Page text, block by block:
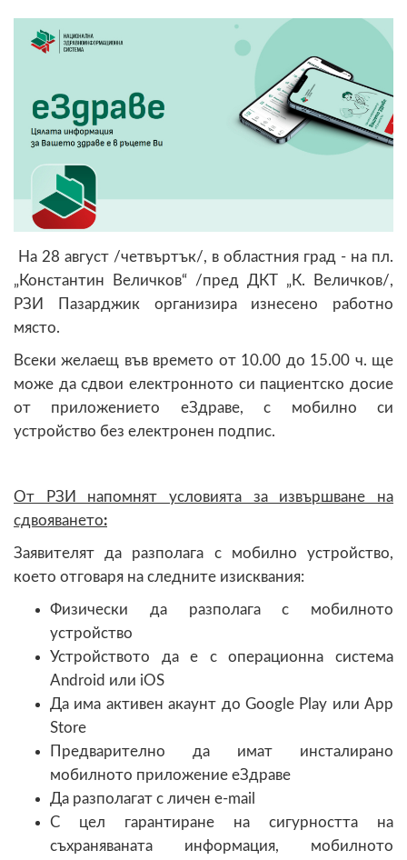
На 28 август /четвъртък/, в областния град - на пл.
„Константин Величков“ /пред ДКТ „К. Величков/,
РЗИ Пазарджик организира изнесено работно
място.
Всеки желаещ във времето от 10.00 до 15.00 ч. ще
може да сдвои електронното си пациентско досие
от приложението еЗдраве, с мобилно си
устройство без електронен подпис.
От РЗИ напомнят условията за извършване на
сдвояването:
Заявителят да разполага с мобилно устройство,
което отговаря на следните изисквания:
Физически да разполага с мобилното
устройство
Устройството да е с операционна система
Android или iOS
Да има активен акаунт до Google Play или App
Store
Предварително да имат инсталирано
мобилното приложение еЗдраве
Да разполагат с личен e-mail
С цел гарантиране на сигурността на
съхраняваната информация, мобилното